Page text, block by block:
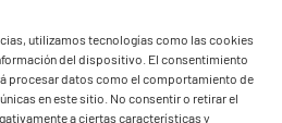
utilizamos tecnologías como las cookies
del dispositivo. El consentimiento
procesar datos como el comportamiento de
en este sitio. No consentir o retirar el
a ciertas características y